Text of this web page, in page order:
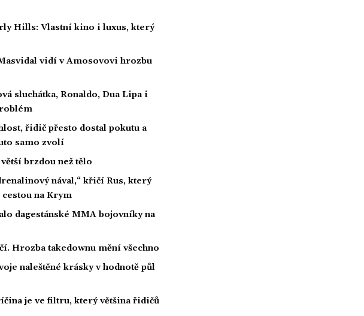
Hills: Vlastní kino i luxus, který
vidí v Amosovovi hrozbu
sluchátka, Ronaldo, Dua Lipa i
řidič přesto dostal pokutu a
samo zvolí
brzdou než tělo
nával,“ křičí Rus, který
na Krym
dagestánské MMA bojovníky na
Hrozba takedownu mění všechno
naleštěné krásky v hodnotě půl
je ve filtru, který většina řidičů